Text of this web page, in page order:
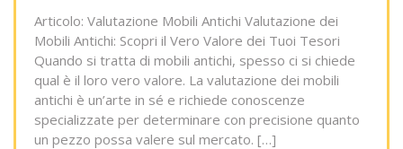
Articolo: Valutazione Mobili Antichi Valutazione dei
Mobili Antichi: Scopri il Vero Valore dei Tuoi Tesori
Quando si tratta di mobili antichi, spesso ci si chiede
qual è il loro vero valore. La valutazione dei mobili
antichi è un’arte in sé e richiede conoscenze
specializzate per determinare con precisione quanto
un pezzo possa valere sul mercato. […]